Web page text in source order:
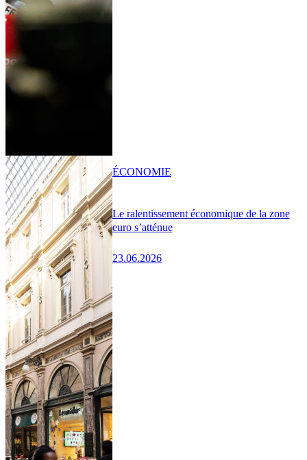
Le ralentissement économique de la zone
euro s’atténue
23.06.2026
ÉCONOMIE